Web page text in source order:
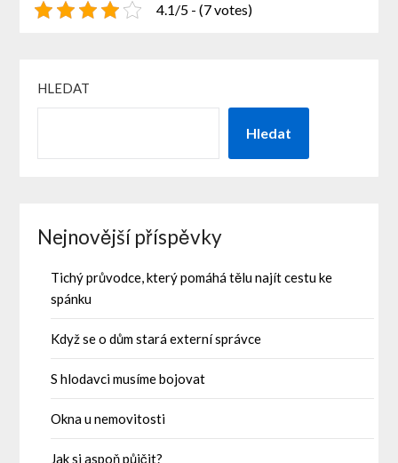
4.1/5 - (7 votes)
HLEDAT
Hledat
Nejnovější příspěvky
Tichý průvodce, který pomáhá tělu najít cestu ke
spánku
Když se o dům stará externí správce
S hlodavci musíme bojovat
Okna u nemovitosti
Jak si aspoň půjčit?